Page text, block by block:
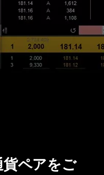
貨ペアをご